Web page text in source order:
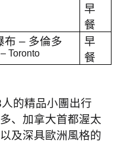
早
餐
布 – 多倫多
Toronto
早
餐
人的精品小團出行
、加拿大首都渥太
及深具歐洲風格的